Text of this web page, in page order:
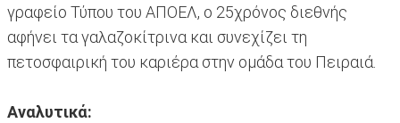
γραφείο Τύπου του ΑΠΟΕΛ, ο 25χρόνος διεθνής
αφήνει τα γαλαζοκίτρινα και συνεχίζει τη
πετοσφαιρική του καριέρα στην ομάδα του Πειραιά.
Αναλυτικά: